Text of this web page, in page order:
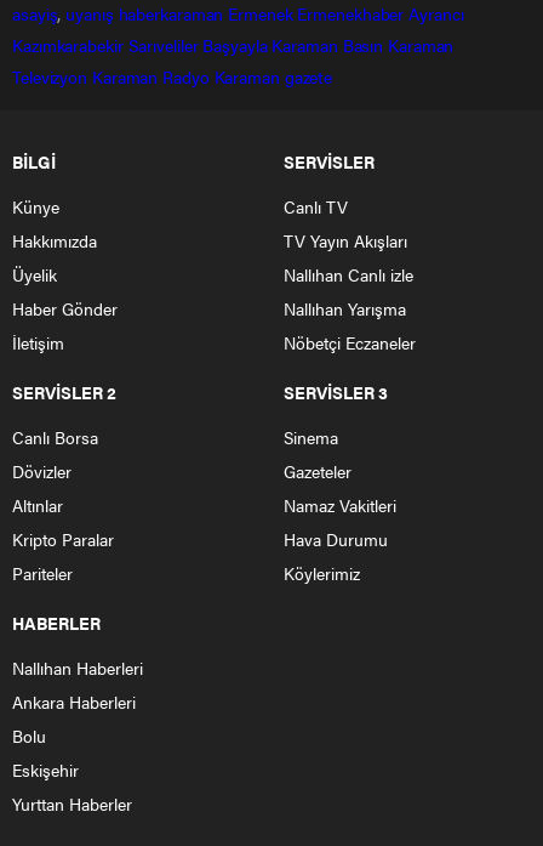
asayiş, uyanış haberkaraman Ermenek Ermenekhaber Ayrancı
Kazımkarabekir Sarıveliler Başyayla Karaman Basın Karaman
Televizyon Karaman Radyo Karaman gazete
BİLGİ
Künye
Hakkımızda
Üyelik
Haber Gönder
İletişim
SERVİSLER
Canlı TV
TV Yayın Akışları
Nallıhan Canlı izle
Nallıhan Yarışma
Nöbetçi Eczaneler
SERVİSLER 2
Canlı Borsa
Dövizler
Altınlar
Kripto Paralar
Pariteler
SERVİSLER 3
Sinema
Gazeteler
Namaz Vakitleri
Hava Durumu
Köylerimiz
HABERLER
Nallıhan Haberleri
Ankara Haberleri
Bolu
Eskişehir
Yurttan Haberler